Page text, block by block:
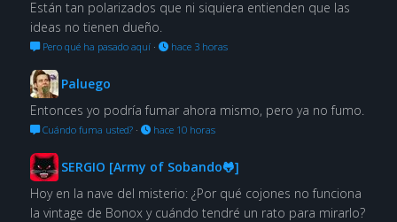
Están tan polarizados que ni siquiera entienden que las
ideas no tienen dueño.
Pero qué ha pasado aquí· hace 3 horas
Paluego
Entonces yo podría fumar ahora mismo, pero ya no fumo.
Cuándo fuma usted?· hace 10 horas
SERGIO [Army of Sobando🐸]
Hoy en la nave del misterio: ¿Por qué cojones no funciona
la vintage de Bonox y cuándo tendré un rato para mirarlo?